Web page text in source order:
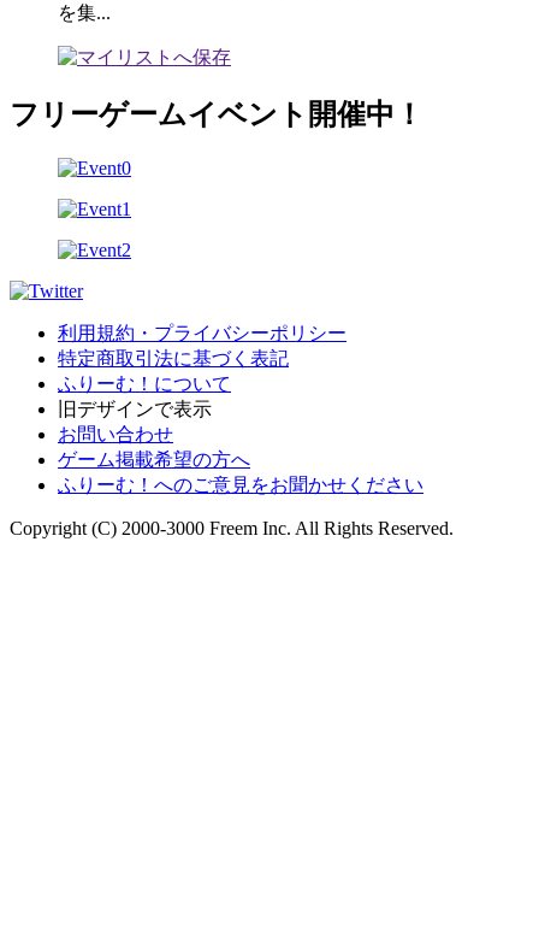
を集...
フリーゲームイベント開催中！
利用規約・プライバシーポリシー
特定商取引法に基づく表記
ふりーむ！について
旧デザインで表示
お問い合わせ
ゲーム掲載希望の方へ
ふりーむ！へのご意見をお聞かせください
Copyright (C) 2000-3000 Freem Inc. All Rights Reserved.